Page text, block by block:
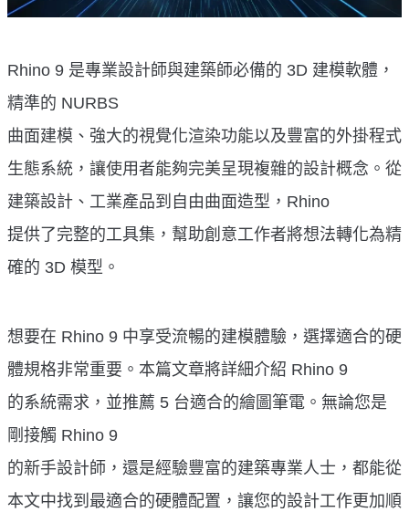
Rhino 9 是專業設計師與建築師必備的 3D 建模軟體，
精準的 NURBS
曲面建模、強大的視覺化渲染功能以及豐富的外掛程式
生態系統，讓使用者能夠完美呈現複雜的設計概念。從
建築設計、工業產品到自由曲面造型，Rhino
提供了完整的工具集，幫助創意工作者將想法轉化為精
確的 3D 模型。
想要在 Rhino 9 中享受流暢的建模體驗，選擇適合的硬
體規格非常重要。本篇文章將詳細介紹 Rhino 9
的系統需求，並推薦 5 台適合的繪圖筆電。無論您是
剛接觸 Rhino 9
的新手設計師，還是經驗豐富的建築專業人士，都能從
本文中找到最適合的硬體配置，讓您的設計工作更加順